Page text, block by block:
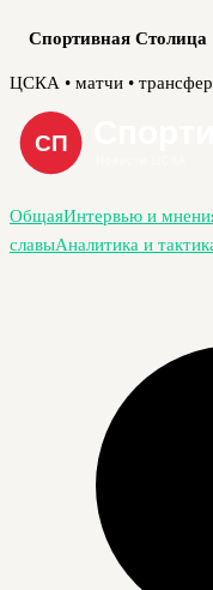
Спортивная Столица
Перейти
содержимому
ЦСКА • матчи •
ОбщаяИнтервью и
славыАналитика и